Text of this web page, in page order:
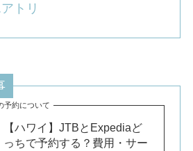
トリ
予約について
【ハワイ】JTBとExpediaど
っちで予約する？費用・サー